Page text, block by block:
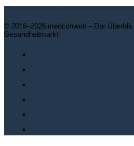
© 2016–2026 medconweb – Der
Gesundheitmarkt